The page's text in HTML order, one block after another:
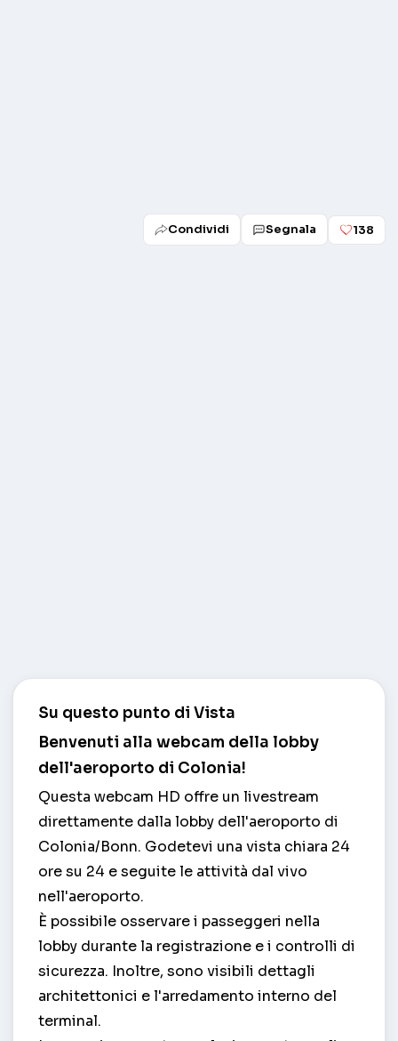
Condividi Segnala 138
Su questo punto di Vista
Benvenuti alla webcam della lobby
dell'aeroporto di Colonia!
Questa webcam HD offre un livestream
direttamente dalla lobby dell'aeroporto di
Colonia/Bonn. Godetevi una vista chiara 24
ore su 24 e seguite le attività dal vivo
nell'aeroporto.
È possibile osservare i passeggeri nella
lobby durante la registrazione e i controlli di
sicurezza. Inoltre, sono visibili dettagli
architettonici e l'arredamento interno del
terminal.